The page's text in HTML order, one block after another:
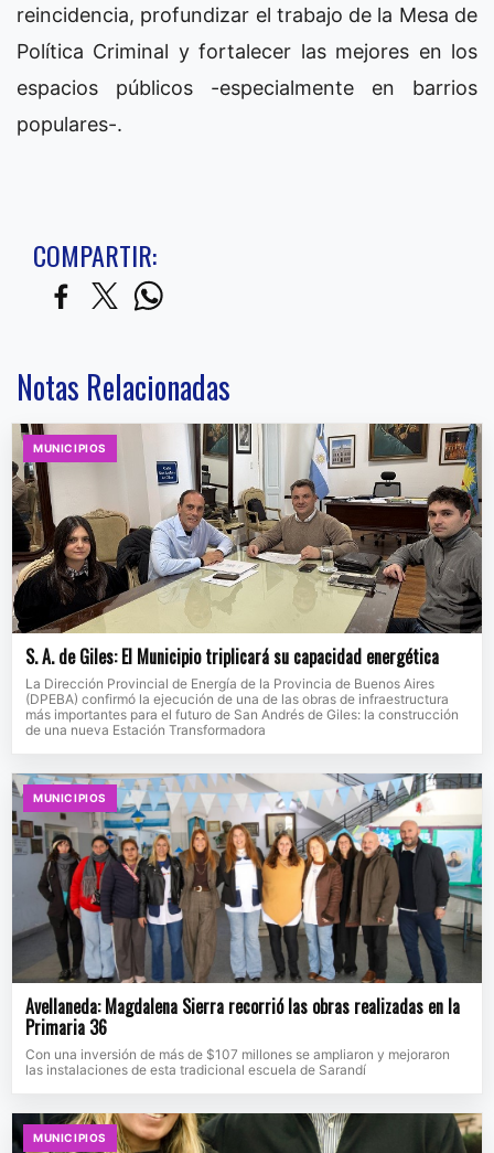
reincidencia, profundizar el trabajo de la Mesa de
Política Criminal y fortalecer las mejores en los
espacios públicos -especialmente en barrios
populares-.
COMPARTIR:
Notas Relacionadas
MUNICIPIOS
S. A. de Giles: El Municipio triplicará su capacidad energética
La Dirección Provincial de Energía de la Provincia de Buenos Aires
(DPEBA) confirmó la ejecución de una de las obras de infraestructura
más importantes para el futuro de San Andrés de Giles: la construcción
de una nueva Estación Transformadora
MUNICIPIOS
Avellaneda: Magdalena Sierra recorrió las obras realizadas en la
Primaria 36
Con una inversión de más de $107 millones se ampliaron y mejoraron
las instalaciones de esta tradicional escuela de Sarandí
MUNICIPIOS